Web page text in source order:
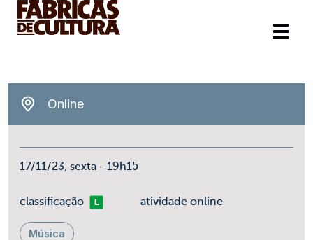
Online
17/11/23, sexta - 19h15
classificaçãoLivre atividade online
Música